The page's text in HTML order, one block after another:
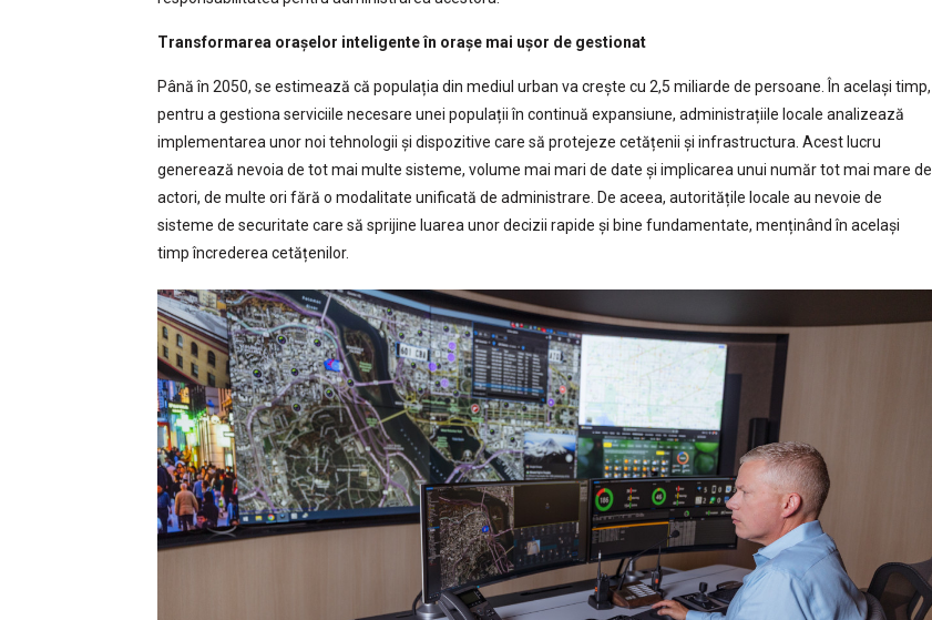
Transformarea orașelor inteligente în orașe mai ușor de gestionat
Până în 2050, se estimează că populația din mediul urban va crește cu 2,5 miliarde de persoane. În același timp,
pentru a gestiona serviciile necesare unei populații în continuă expansiune, administrațiile locale analizează
implementarea unor noi tehnologii și dispozitive care să protejeze cetățenii și infrastructura. Acest lucru
generează nevoia de tot mai multe sisteme, volume mai mari de date și implicarea unui număr tot mai mare de
actori, de multe ori fără o modalitate unificată de administrare. De aceea, autoritățile locale au nevoie de
sisteme de securitate care să sprijine luarea unor decizii rapide și bine fundamentate, menținând în același
timp încrederea cetățenilor.